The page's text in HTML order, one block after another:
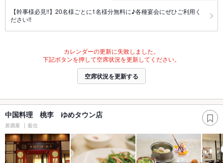
【幹事様必見!!】20名様ごとに1名様分無料に♪各種宴会にぜひご利用く
ださい!!
カレンダーの更新に失敗しました。
下記ボタンを押して空席状況を更新してください。
空席状況を更新する
中国料理 桃李 ゆめタウン店
居酒屋 藍住